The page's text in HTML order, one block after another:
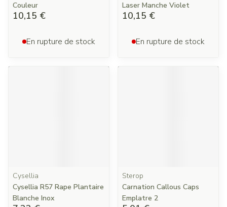
Couleur
10,15 €
En rupture de stock
Laser Manche Violet
10,15 €
En rupture de stock
Cysellia
Cysellia R57 Rape Plantaire
Blanche Inox
Sterop
Carnation Callous Caps
Emplatre 2